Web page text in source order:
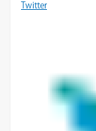
Twitter